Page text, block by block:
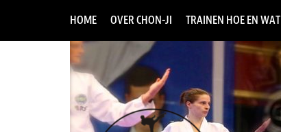
HOME OVER CHON-JI TRAINEN HOE EN WAT